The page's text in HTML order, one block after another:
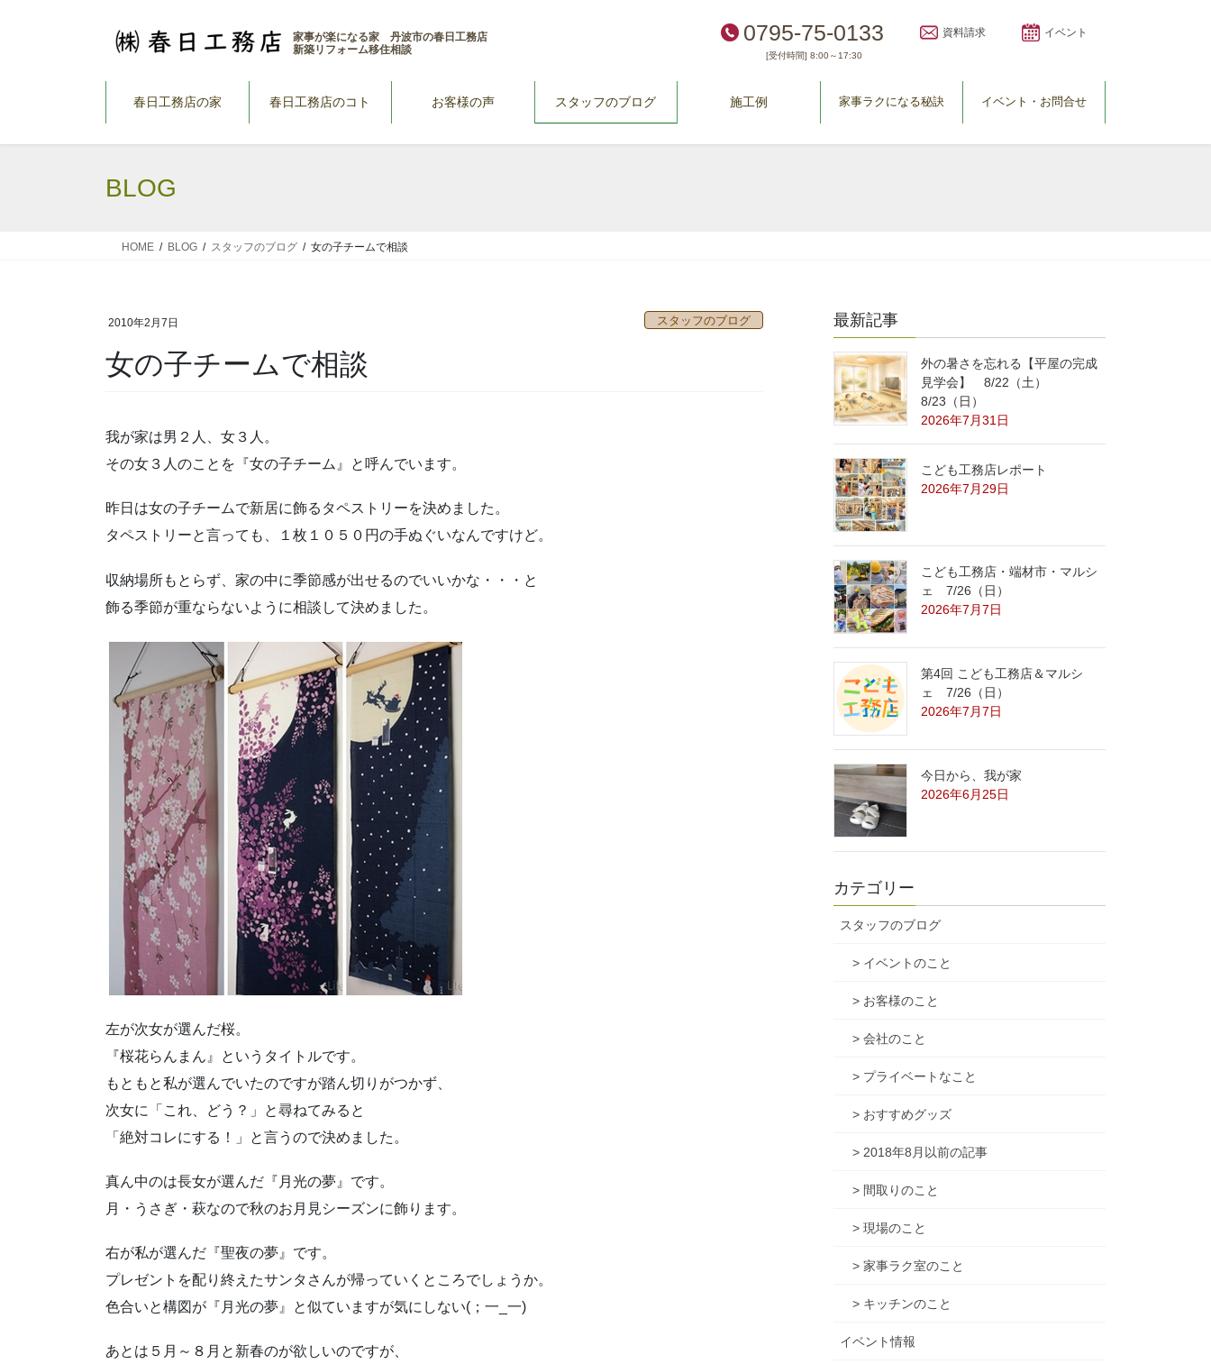
家事が楽になる家 丹波市の春日工務店
新築リフォーム移住相談
0795-75-0133
[受付時間] 8:00～17:30
資料請求 イベント
春日工務店の家 春日工務店のコト お客様の声 スタッフのブログ 施工例 家事ラクになる秘訣 イベント・お問合せ
BLOG
HOME BLOG スタッフのブログ 女の子チームで相談
2010年2月7日 スタッフのブログ
女の子チームで相談
我が家は男２人、女３人。
その女３人のことを『女の子チーム』と呼んでいます。
昨日は女の子チームで新居に飾るタペストリーを決めました。
タペストリーと言っても、１枚１０５０円の手ぬぐいなんですけど。
収納場所もとらず、家の中に季節感が出せるのでいいかな・・・と
飾る季節が重ならないように相談して決めました。
左が次女が選んだ桜。
『桜花らんまん』というタイトルです。
もともと私が選んでいたのですが踏ん切りがつかず、
次女に「これ、どう？」と尋ねてみると
「絶対コレにする！」と言うので決めました。
真ん中のは長女が選んだ『月光の夢』です。
月・うさぎ・萩なので秋のお月見シーズンに飾ります。
右が私が選んだ『聖夜の夢』です。
プレゼントを配り終えたサンタさんが帰っていくところでしょうか。
色合いと構図が『月光の夢』と似ていますが気にしない(；一_一)
あとは５月～８月と新春のが欲しいのですが、
最新記事
外の暑さを忘れる【平屋の完成
見学会】 8/22（土）
8/23（日）
2026年7月31日
こども工務店レポート
2026年7月29日
こども工務店・端材市・マルシ
ェ 7/26（日）
2026年7月7日
第4回 こども工務店＆マルシ
ェ 7/26（日）
2026年7月7日
今日から、我が家
2026年6月25日
カテゴリー
スタッフのブログ
> イベントのこと
> お客様のこと
> 会社のこと
> プライベートなこと
> おすすめグッズ
> 2018年8月以前の記事
> 間取りのこと
> 現場のこと
> 家事ラク室のこと
> キッチンのこと
イベント情報